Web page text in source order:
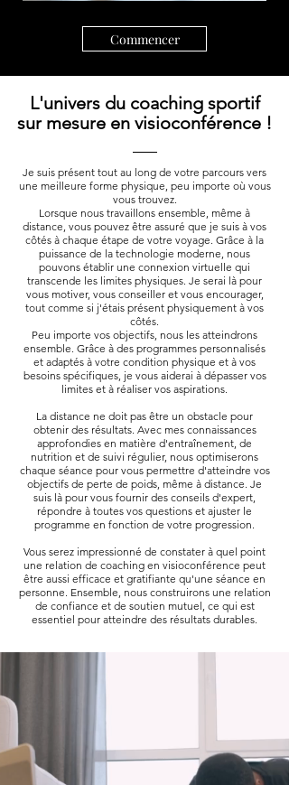
Commencer
L'univers du coaching sportif
sur mesure en visioconférence !
Je suis présent tout au long de votre parcours vers
une meilleure forme physique, peu importe où vous
vous trouvez.
Lorsque nous travaillons ensemble, même à
distance, vous pouvez être assuré que je suis à vos
côtés à chaque étape de votre voyage. Grâce à la
puissance de la technologie moderne, nous
pouvons établir une connexion virtuelle qui
transcende les limites physiques. Je serai là pour
vous motiver, vous conseiller et vous encourager,
tout comme si j'étais présent physiquement à vos
côtés.
Peu importe vos objectifs, nous les atteindrons
ensemble. Grâce à des programmes personnalisés
et adaptés à votre condition physique et à vos
besoins spécifiques, je vous aiderai à dépasser vos
limites et à réaliser vos aspirations.
La distance ne doit pas être un obstacle pour
obtenir des résultats. Avec mes connaissances
approfondies en matière d'entraînement, de
nutrition et de suivi régulier, nous optimiserons
chaque séance pour vous permettre d'atteindre vos
objectifs de perte de poids, même à distance. Je
suis là pour vous fournir des conseils d'expert,
répondre à toutes vos questions et ajuster le
programme en fonction de votre progression.
Vous serez impressionné de constater à quel point
une relation de coaching en visioconférence peut
être aussi efficace et gratifiante qu'une séance en
personne. Ensemble, nous construirons une relation
de confiance et de soutien mutuel, ce qui est
essentiel pour atteindre des résultats durables.